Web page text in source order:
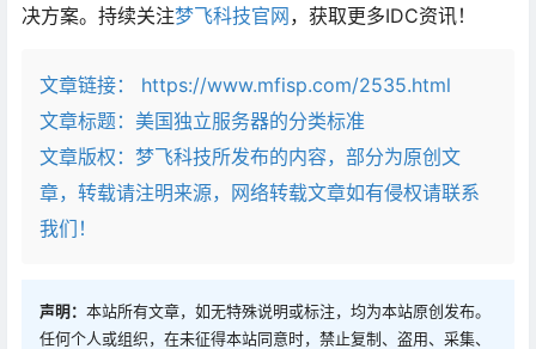
决方案。持续关注梦飞科技官网 ，获取更多IDC资讯！
文章链接：
https://www.mfisp.com/2535.html
文章标题： 美国独立服务器的分类标准
文章版权：梦飞科技所发布的内容，部分为原创文
章，转载请注明来源，网络转载文章如有侵权请联系
我们！
声明： 本站所有文章，如无特殊说明或标注，均为本站原创发布。
任何个人或组织，在未征得本站同意时，禁止复制、盗用、采集、